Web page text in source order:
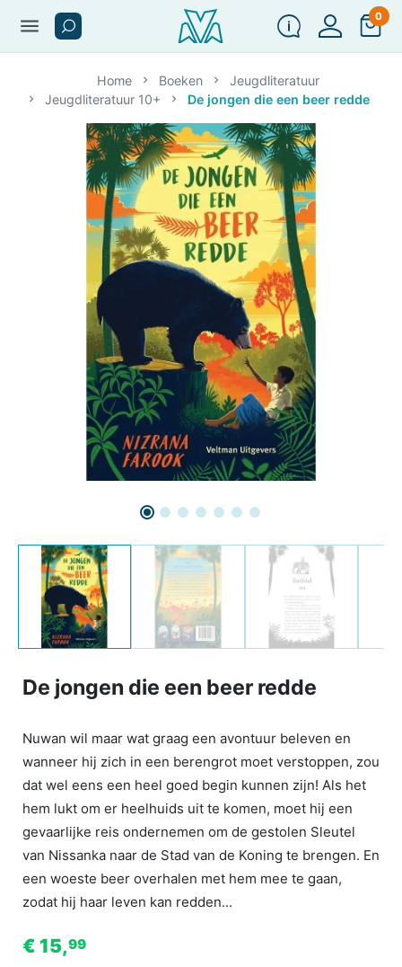
menu 0
Home Boeken
Jeugdliteratuur
Jeugdliteratuur 10+
De jongen die een beer redde
De jongen die een beer redde
Nuwan wil maar wat graag een avontuur beleven en
wanneer hij zich in een berengrot moet verstoppen, zou
dat wel eens een heel goed begin kunnen zijn! Als het
hem lukt om er heelhuids uit te komen, moet hij een
gevaarlijke reis ondernemen om de gestolen Sleutel
van Nissanka naar de Stad van de Koning te brengen. En
een woeste beer overhalen met hem mee te gaan,
zodat hij haar leven kan redden...
€ 15,99